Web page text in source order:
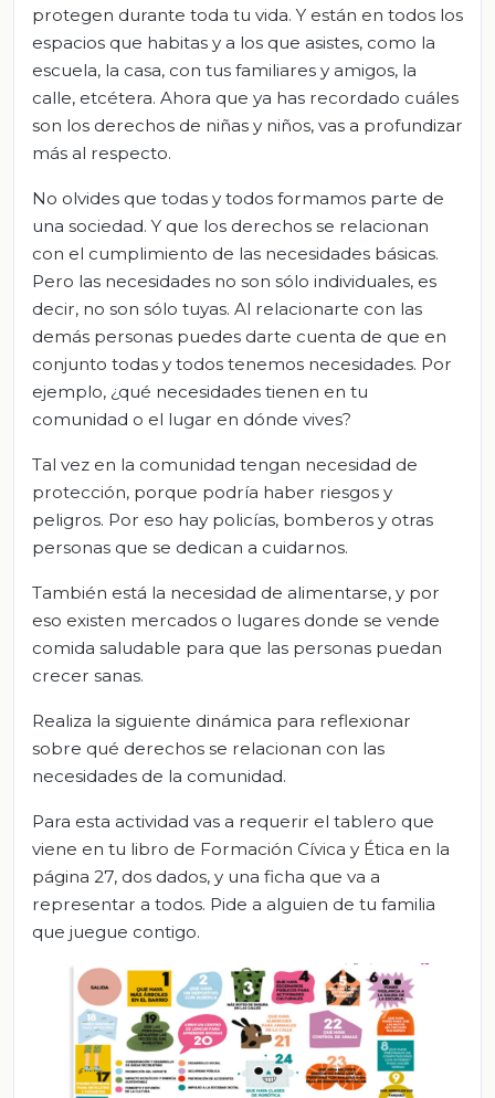
protegen durante toda tu vida. Y están en todos los
espacios que habitas y a los que asistes, como la
escuela, la casa, con tus familiares y amigos, la
calle, etcétera. Ahora que ya has recordado cuáles
son los derechos de niñas y niños, vas a profundizar
más al respecto.
No olvides que todas y todos formamos parte de
una sociedad. Y que los derechos se relacionan
con el cumplimiento de las necesidades básicas.
Pero las necesidades no son sólo individuales, es
decir, no son sólo tuyas. Al relacionarte con las
demás personas puedes darte cuenta de que en
conjunto todas y todos tenemos necesidades. Por
ejemplo, ¿qué necesidades tienen en tu
comunidad o el lugar en dónde vives?
Tal vez en la comunidad tengan necesidad de
protección, porque podría haber riesgos y
peligros. Por eso hay policías, bomberos y otras
personas que se dedican a cuidarnos.
También está la necesidad de alimentarse, y por
eso existen mercados o lugares donde se vende
comida saludable para que las personas puedan
crecer sanas.
Realiza la siguiente dinámica para reflexionar
sobre qué derechos se relacionan con las
necesidades de la comunidad.
Para esta actividad vas a requerir el tablero que
viene en tu libro de Formación Cívica y Ética en la
página 27, dos dados, y una ficha que va a
representar a todos. Pide a alguien de tu familia
que juegue contigo.